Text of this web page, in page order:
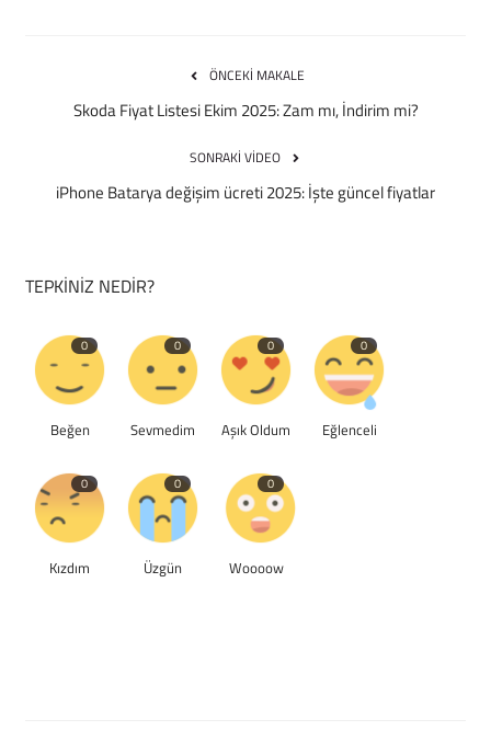
ÖNCEKI MAKALE
Skoda Fiyat Listesi Ekim 2025: Zam mı, İndirim mi?
SONRAKI VIDEO
iPhone Batarya değişim ücreti 2025: İşte güncel fiyatlar
TEPKINIZ NEDIR?
0
Beğen
0
Sevmedim
0
Aşık Oldum
0
Eğlenceli
0
Kızdım
0
Üzgün
0
Woooow